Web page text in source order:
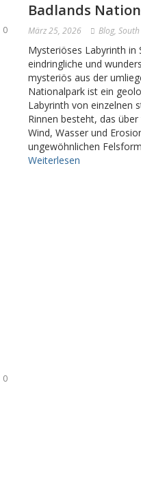
0
Badlands
März 25, 2026 Blog,
Mysteriöses Labyrinth in
eindringliche und
mysteriös aus der
Nationalpark ist ein
Labyrinth von einzelnen
Rinnen besteht, das
Wind, Wasser und
ungewöhnlichen
Weiterlesen
0